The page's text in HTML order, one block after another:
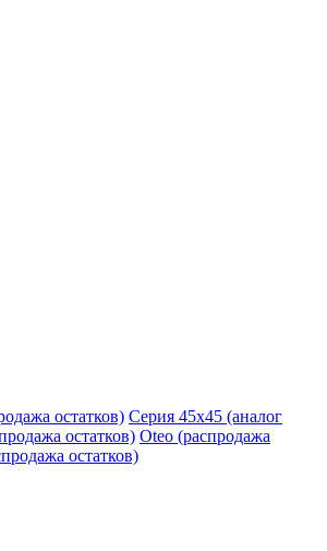
остатков) Серия 45х45 (аналог
остатков) Oteo (распродажа
остатков)